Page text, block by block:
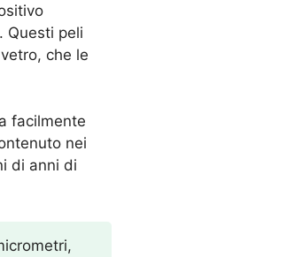
. Questi peli
che le
facilmente
nei
di anni di